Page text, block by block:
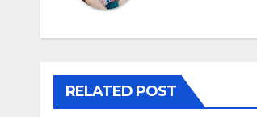
RELATED POST